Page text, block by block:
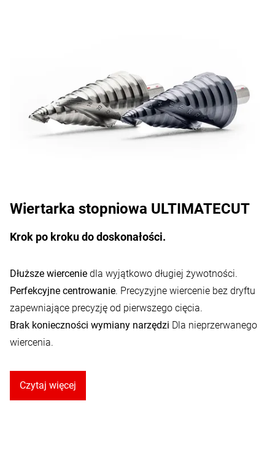
Wiertarka stopniowa ULTIMATECUT
Krok po kroku do doskonałości.
Dłuższe wiercenie dla wyjątkowo długiej żywotności.
Perfekcyjne centrowanie. Precyzyjne wiercenie bez dryftu
zapewniające precyzję od pierwszego cięcia.
Brak konieczności wymiany narzędzi Dla nieprzerwanego
wiercenia.
Czytaj więcej